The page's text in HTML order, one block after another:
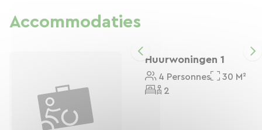
endroit. Vous découvrirez sur le parc une belle
vue sur la vallée de l'Eure. Possibilité de
Accommodaties
Huurwoningen 1
4 Personnes
30 M²
2